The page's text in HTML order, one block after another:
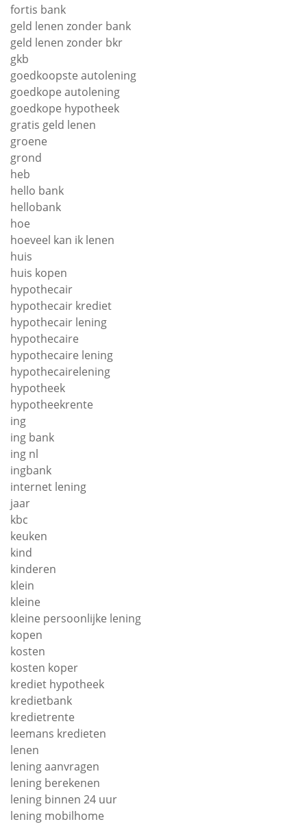
fortis bank
geld lenen zonder bank
geld lenen zonder bkr
gkb
goedkoopste autolening
goedkope autolening
goedkope hypotheek
gratis geld lenen
groene
grond
heb
hello bank
hellobank
hoe
hoeveel kan ik lenen
huis
huis kopen
hypothecair
hypothecair krediet
hypothecair lening
hypothecaire
hypothecaire lening
hypothecairelening
hypotheek
hypotheekrente
ing
ing bank
ing nl
ingbank
internet lening
jaar
kbc
keuken
kind
kinderen
klein
kleine
kleine persoonlijke lening
kopen
kosten
kosten koper
krediet hypotheek
kredietbank
kredietrente
leemans kredieten
lenen
lening aanvragen
lening berekenen
lening binnen 24 uur
lening mobilhome